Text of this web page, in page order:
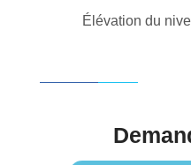
Élévation du